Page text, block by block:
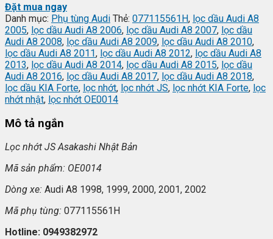
Đặt mua ngay
Danh mục: Phụ tùng Audi Thẻ: 077115561H, lọc dầu Audi A8
2005, lọc dầu Audi A8 2006, lọc dầu Audi A8 2007, lọc dầu
Audi A8 2008, lọc dầu Audi A8 2009, lọc dầu Audi A8 2010,
lọc dầu Audi A8 2011, lọc dầu Audi A8 2012, lọc dầu Audi A8
2013, lọc dầu Audi A8 2014, lọc dầu Audi A8 2015, lọc dầu
Audi A8 2016, lọc dầu Audi A8 2017, lọc dầu Audi A8 2018,
lọc dầu KIA Forte, lọc nhớt, lọc nhớt JS, lọc nhớt KIA Forte, lọc
nhớt nhật, lọc nhớt OE0014
Mô tả ngắn
Lọc nhớt JS Asakashi Nhật Bản
Mã sản phẩm: OE0014
Dòng xe: Audi A8 1998, 1999, 2000, 2001, 2002
Mã phụ tùng: 077115561H
Hotline: 0949382972